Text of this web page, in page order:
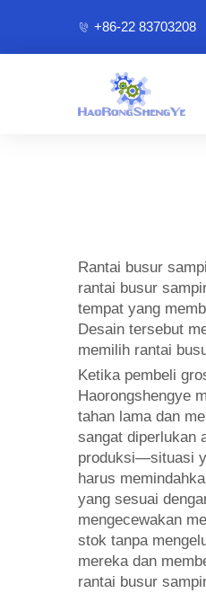
+86-22 83703208
Rantai busur
rantai busur
tempat yang
Desain tersebut
memilih rantai
Ketika pembeli
Haorongshengye
tahan lama dan
sangat diperlukan
produksi—situasi
harus
yang sesuai
mengecewakan
stok tanpa
mereka dan
rantai busur